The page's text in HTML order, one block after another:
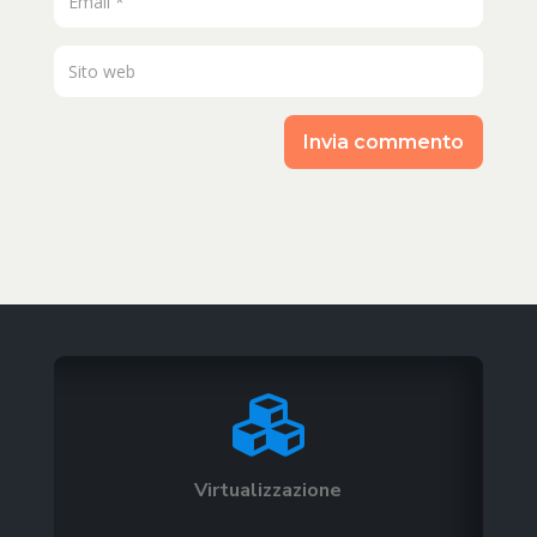
Invia commento

Virtualizzazione